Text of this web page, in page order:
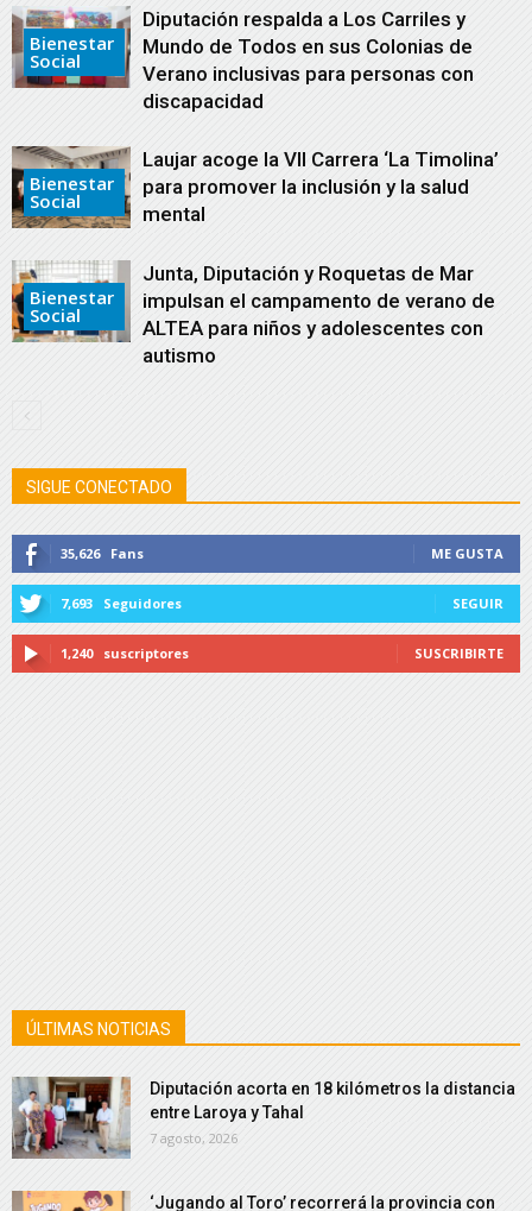
Bienestar
Social
Diputación respalda a Los Carriles y
Mundo de Todos en sus Colonias de
Verano inclusivas para personas con
discapacidad
Bienestar
Social
Laujar acoge la VII Carrera ‘La Timolina’
para promover la inclusión y la salud
mental
Bienestar
Social
Junta, Diputación y Roquetas de Mar
impulsan el campamento de verano de
ALTEA para niños y adolescentes con
autismo
SIGUE CONECTADO
35,626 Fans ME GUSTA
7,693 Seguidores SEGUIR
1,240 suscriptores SUSCRIBIRTE
ÚLTIMAS NOTICIAS
Diputación acorta en 18 kilómetros la distancia
entre Laroya y Tahal
7 agosto, 2026
‘Jugando al Toro’ recorrerá la provincia con